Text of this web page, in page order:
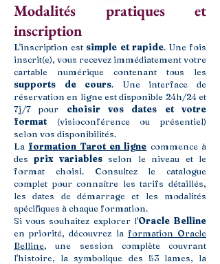
Modalités pratiques et
inscription
L'inscription est simple et rapide. Une fois
inscrit(e), vous recevez immédiatement votre
cartable numérique contenant tous les
supports de cours. Une interface de
réservation en ligne est disponible 24h/24 et
7j/7 pour choisir vos dates et votre
format (visioconférence ou présentiel)
selon vos disponibilités.
La formation Tarot en ligne commence à
desprix variablesselon le niveau et le
format choisi. Consultez le catalogue
complet pour connaître les tarifs détaillés,
les dates de démarrage et les modalités
spécifiques à chaque formation.
Si vous souhaitez explorer l'Oracle Belline
en priorité, découvrez la formation Oracle
Belline, une session complète couvrant
l'histoire, la symbolique des 53 lames, la